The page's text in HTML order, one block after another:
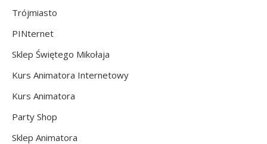
Trójmiasto
PINternet
Sklep Świętego Mikołaja
Kurs Animatora Internetowy
Kurs Animatora
Party Shop
Sklep Animatora